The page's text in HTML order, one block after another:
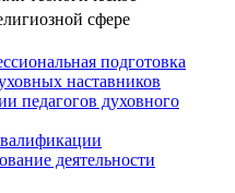
сфере
подготовка
наставников
педагогов духовного
деятельности